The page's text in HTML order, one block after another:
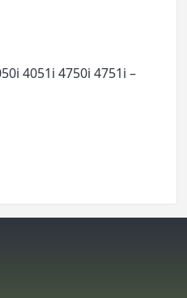
4051i 4750i 4751i –